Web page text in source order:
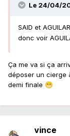
Le 24/04/
SAID et
donc voir
Ça me va si ça
déposer un cierge
demi finale 😁
vince